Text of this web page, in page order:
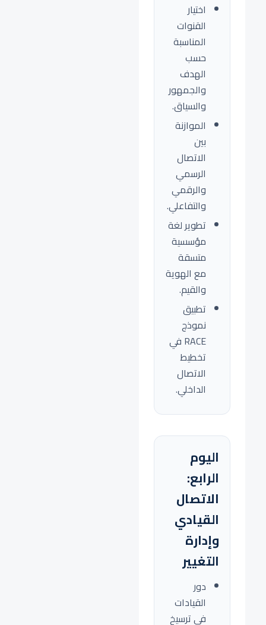
اختيار
القنوات
المناسبة
حسب
الهدف
والجمهور
والسياق.
الموازنة
بين
الاتصال
الرسمي
والرقمي
والتفاعلي.
تطوير لغة
مؤسسية
متسقة
مع الهوية
والقيم.
تطبيق
نموذج
RACE في
تخطيط
الاتصال
الداخلي.
اليوم
الرابع:
الاتصال
القيادي
وإدارة
التغيير
دور
القيادات
في ترسيخ